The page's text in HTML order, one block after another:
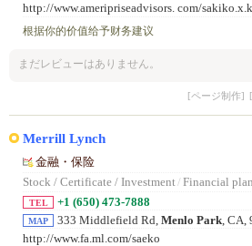
http://www.ameripriseadvisors. com/
根据你的价值给予财务建议
まだレビューはありません。
[ページ制作]
Merrill Lynch
金融・保险
Stock / Certificate / Investment / Financial
TEL +1 (650) 473-7888
MAP 333 Middlefield Rd, Menlo Park ,
http://www.fa.ml.com/saeko